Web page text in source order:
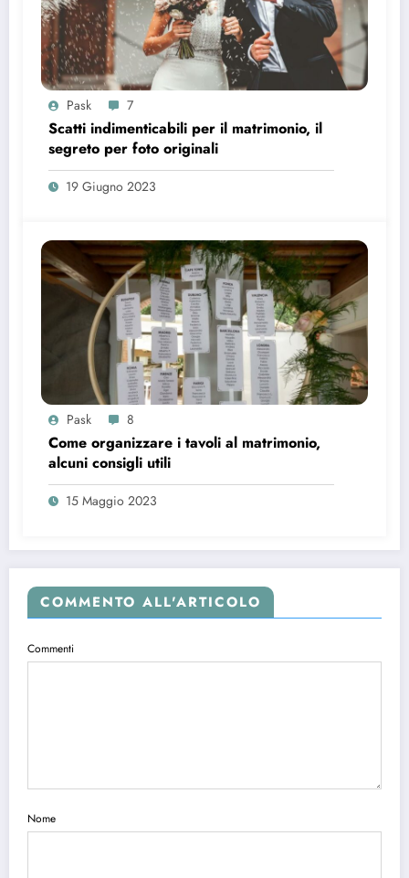
Pask 7
Scatti indimenticabili per il matrimonio, il
segreto per foto originali
19 Giugno 2023
Pask 8
Come organizzare i tavoli al matrimonio,
alcuni consigli utili
15 Maggio 2023
COMMENTO ALL'ARTICOLO
Commenti
Nome